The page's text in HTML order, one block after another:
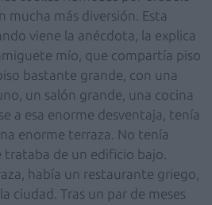
mucha más diversión. Esta
viene la anécdota, la explica
mío, que compartía piso
bastante grande, con una
un salón grande, una cocina
a esa enorme desventaja, tenía
enorme terraza. No tenía
trataba de un edificio bajo.
había un restaurante griego,
ciudad. Tras un par de meses